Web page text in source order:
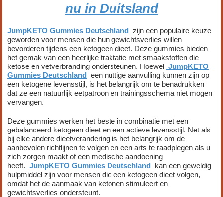
nu in Duitsland
JumpKETO Gummies Deutschland zijn een populaire keuze
geworden voor mensen die hun gewichtsverlies willen
bevorderen tijdens een ketogeen dieet. Deze gummies bieden
het gemak van een heerlijke traktatie met smaakstoffen die
ketose en vetverbranding ondersteunen. Hoewel JumpKETO
Gummies Deutschland een nuttige aanvulling kunnen zijn op
een ketogene levensstijl, is het belangrijk om te benadrukken
dat ze een natuurlijk eetpatroon en trainingsschema niet mogen
vervangen.
Deze gummies werken het beste in combinatie met een
gebalanceerd ketogeen dieet en een actieve levensstijl. Net als
bij elke andere dieetverandering is het belangrijk om de
aanbevolen richtlijnen te volgen en een arts te raadplegen als u
zich zorgen maakt of een medische aandoening
heeft. JumpKETO Gummies Deutschland kan een geweldig
hulpmiddel zijn voor mensen die een ketogeen dieet volgen,
omdat het de aanmaak van ketonen stimuleert en
gewichtsverlies ondersteunt.